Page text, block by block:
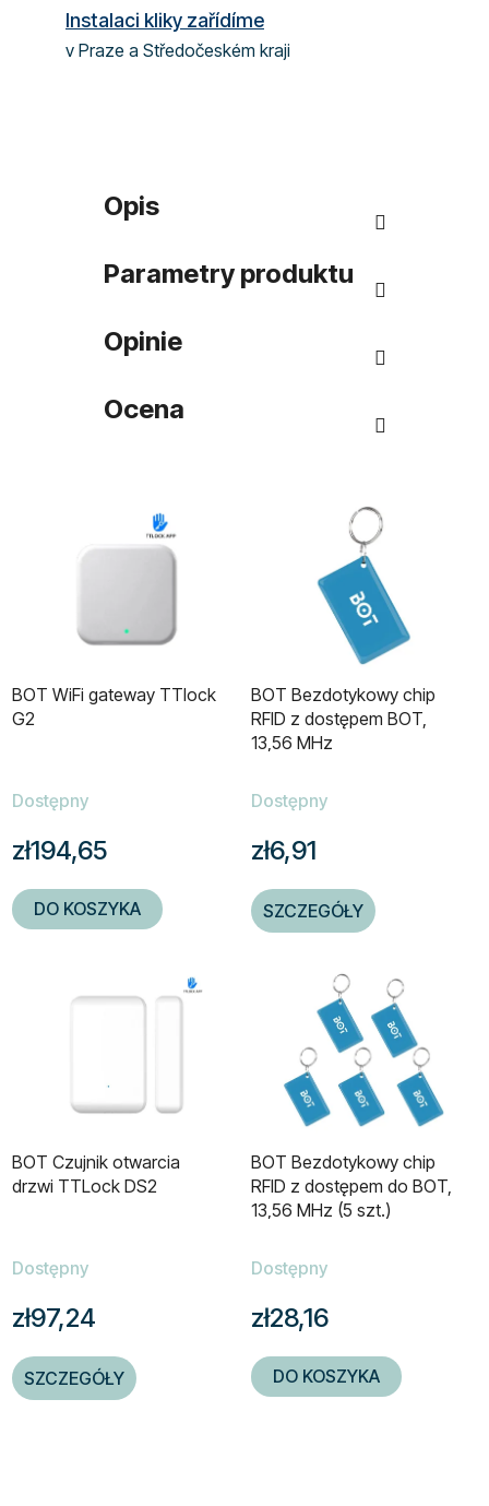
Instalaci kliky zařídíme
v Praze a Středočeském kraji
Opis
Parametry produktu
Opinie
Ocena
BOT WiFi gateway TTlock
G2
Dostępny
zł194,65
DO KOSZYKA
BOT Bezdotykowy chip
RFID z dostępem BOT,
13,56 MHz
Dostępny
zł6,91
SZCZEGÓŁY
BOT Czujnik otwarcia
drzwi TTLock DS2
Dostępny
zł97,24
SZCZEGÓŁY
BOT Bezdotykowy chip
RFID z dostępem do BOT,
13,56 MHz (5 szt.)
Dostępny
zł28,16
DO KOSZYKA